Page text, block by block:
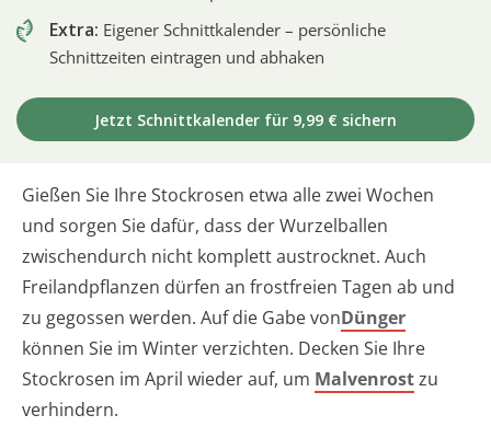
Extra: Eigener Schnittkalender – persönliche
Schnittzeiten eintragen und abhaken
Jetzt Schnittkalender für 9,99 € sichern
Gießen Sie Ihre Stockrosen etwa alle zwei Wochen
und sorgen Sie dafür, dass der Wurzelballen
zwischendurch nicht komplett austrocknet. Auch
Freilandpflanzen dürfen an frostfreien Tagen ab und
zu gegossen werden. Auf die Gabe vonDünger
können Sie im Winter verzichten. Decken Sie Ihre
Stockrosen im April wieder auf, um Malvenrostzu
verhindern.